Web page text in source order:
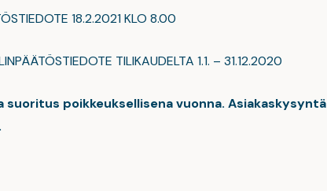
18.2.2021 KLO 8.00
TILIKAUDELTA 1.1. – 31.12.2020
suoritus poikkeuksellisena vuonna. Asiakaskysyntä